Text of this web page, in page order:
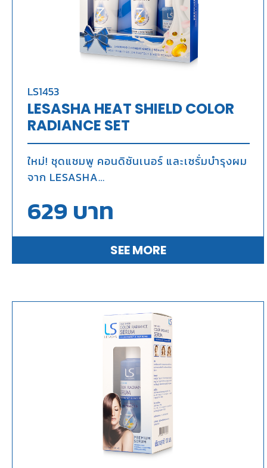
LS1453
LESASHA HEAT SHIELD COLOR
RADIANCE SET
ใหม่! ชุดแชมพู คอนดิชันเนอร์ และเซรั่มบำรุงผม
จาก LESASHA
ความร้อนและปกป้องสีผมให้ดูสดใส
629 บาท
SEE MORE